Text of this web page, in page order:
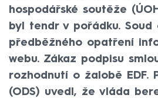
hospodářské soutěže
byl tendr v pořádku. Soud
předběžného opatření
webu. Zákaz podpisu
rozhodnutí o žalobě EDF.
(ODS) uvedl, že vláda